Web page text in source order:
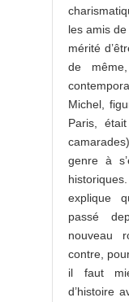
les amis
mérité
de
Michel,
Paris,
genre à
explique
passé
nouveau
contre,
il faut
d’histoire